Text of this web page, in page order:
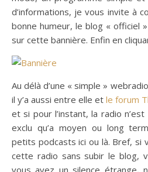
d’informations, je vous invite à
bonne humeur, le blog « officiel
sur cette bannière. Enfin en
Au délà d’une « simple »
il y’a aussi entre elle et le forum
et si pour l’instant, la radio
exclu qu’a moyen ou long
petits podcasts ici ou là. Bref, si
cette radio sans subir le blog,
vous avez un silence étrange,